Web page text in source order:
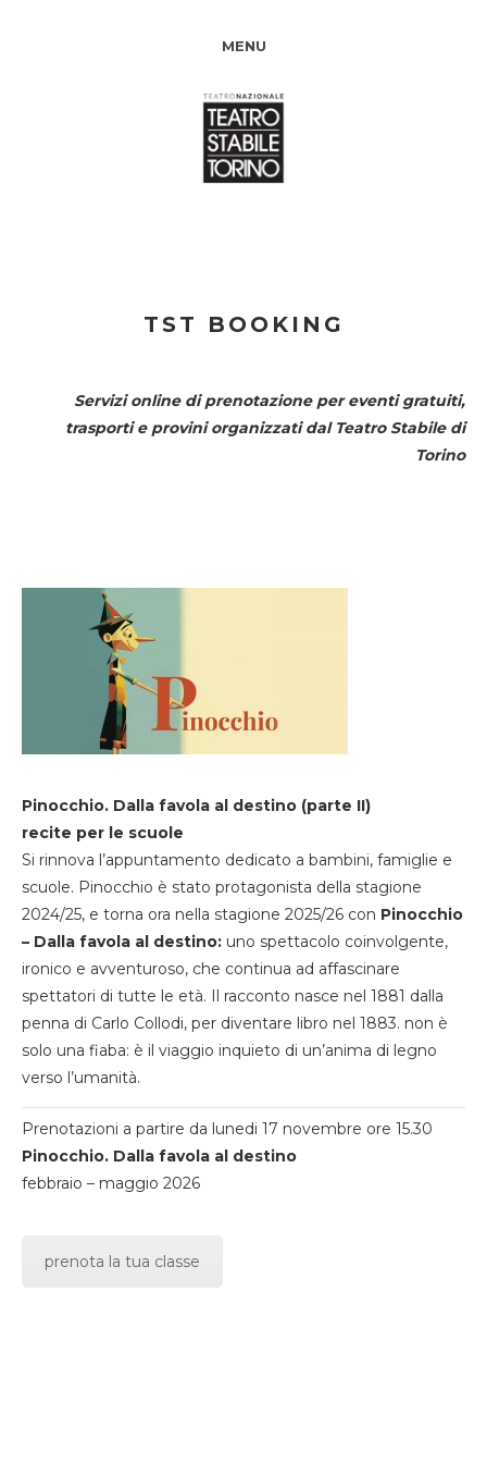
MENU
TST BOOKING
Servizi online di prenotazione per eventi gratuiti,
trasporti e provini organizzati dal Teatro Stabile di
Torino
Pinocchio. Dalla favola al destino (parte II)
recite per le scuole
Si rinnova l’appuntamento dedicato a bambini, famiglie e
scuole. Pinocchio è stato protagonista della stagione
2024/25, e torna ora nella stagione 2025/26 con Pinocchio
– Dalla favola al destino: uno spettacolo coinvolgente,
ironico e avventuroso, che continua ad affascinare
spettatori di tutte le età. Il racconto nasce nel 1881 dalla
penna di Carlo Collodi, per diventare libro nel 1883. non è
solo una fiaba: è il viaggio inquieto di un’anima di legno
verso l’umanità.
Prenotazioni a partire da lunedi 17 novembre ore 15.30
Pinocchio. Dalla favola al destino
febbraio – maggio 2026
prenota la tua classe